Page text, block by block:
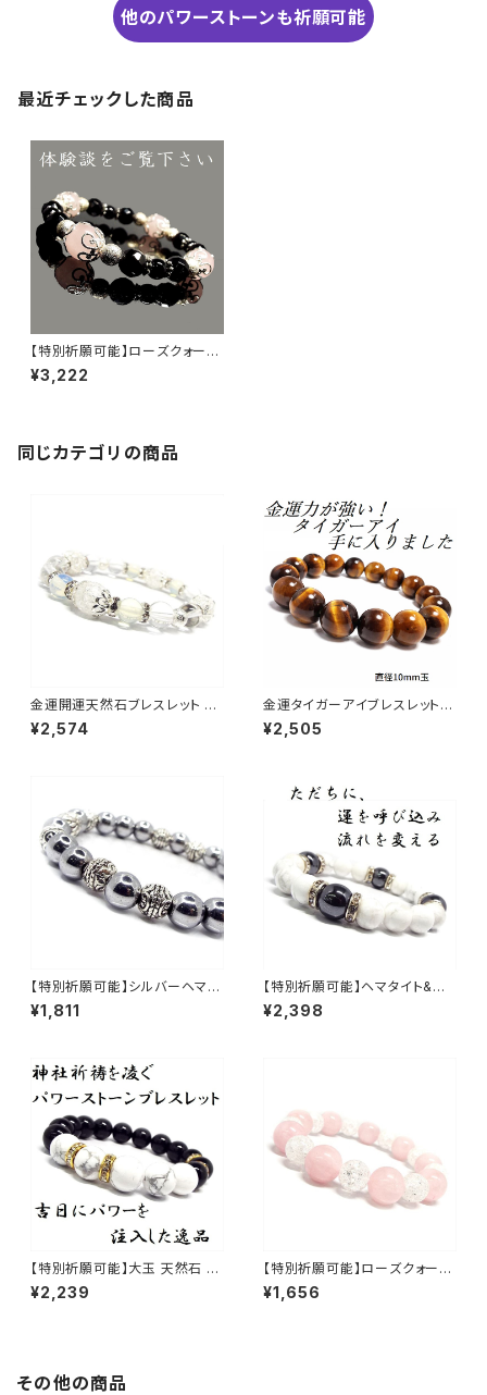
他のパワーストーンも祈願可能
最近チェックした商品
【特別祈願可能】ローズクォーツ
オニキス パワーストーンブレス
レット NS_D2-42_572【お届ま
¥3,222
同じカテゴリの商品
金運開運天然石ブレスレット ク
ラック水晶 オパールパワースト
ーンNS_D5-17_585【お届まで
¥2,574
金運タイガーアイブレスレット
パワーストーン NS_B1-45
¥2,505
【特別祈願可能】シルバーヘマタ
イトパワーストーン NS_DB006
9_352【お届まで3〜14日】
¥1,811
【特別祈願可能】ヘマタイト&ホ
ワイトターコイズパワーストーン
ブレスレット NS_D5-51_517
¥2,398
【特別祈願可能】大玉 天然石 オ
ニキス ホワイトターコイズパワ
ーストーンブレスレット NS_D5
¥2,239
【特別祈願可能】ローズクォーツ
クラック水晶パワーストーンブレ
スレット_NS_D5-41_480【お届
¥1,656
その他の商品